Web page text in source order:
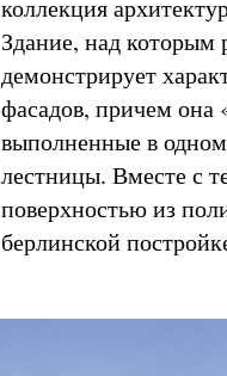
коллекция
Здание, над которым
демонстрирует
фасадов, причем она
выполненные в
лестницы. Вместе с
поверхностью из
берлинской